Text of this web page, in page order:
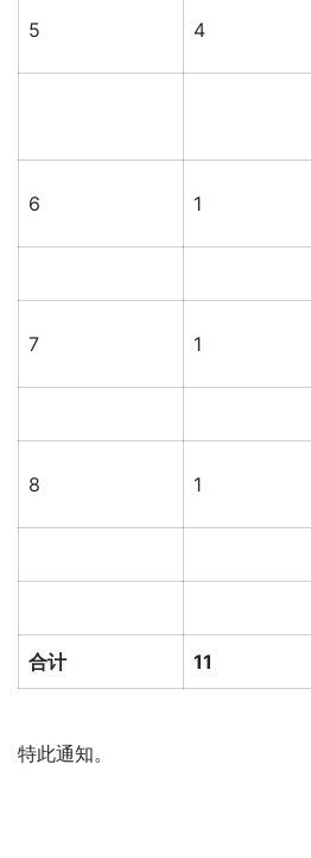
5 4
6 1
7 1
8 1
合计 11
特此通知。